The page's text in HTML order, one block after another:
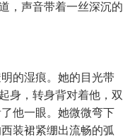
，声音带着一丝深沉的
的湿痕。她的目光带
身，转身背对着他，双
他一眼。她微微弯下
装裙紧绷出流畅的弧